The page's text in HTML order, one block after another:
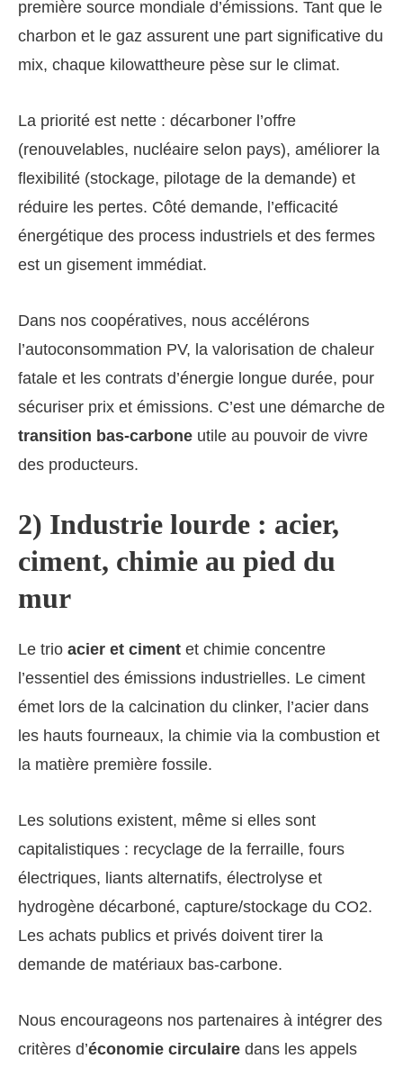
première source mondiale d’émissions. Tant que le
charbon et le gaz assurent une part significative du
mix, chaque kilowattheure pèse sur le climat.
La priorité est nette : décarboner l’offre
(renouvelables, nucléaire selon pays), améliorer la
flexibilité (stockage, pilotage de la demande) et
réduire les pertes. Côté demande, l’efficacité
énergétique des process industriels et des fermes
est un gisement immédiat.
Dans nos coopératives, nous accélérons
l’autoconsommation PV, la valorisation de chaleur
fatale et les contrats d’énergie longue durée, pour
sécuriser prix et émissions. C’est une démarche de
transition bas-carbone utile au pouvoir de vivre
des producteurs.
2) Industrie lourde : acier,
ciment, chimie au pied du
mur
Le trio acier et ciment et chimie concentre
l’essentiel des émissions industrielles. Le ciment
émet lors de la calcination du clinker, l’acier dans
les hauts fourneaux, la chimie via la combustion et
la matière première fossile.
Les solutions existent, même si elles sont
capitalistiques : recyclage de la ferraille, fours
électriques, liants alternatifs, électrolyse et
hydrogène décarboné, capture/stockage du CO2.
Les achats publics et privés doivent tirer la
demande de matériaux bas-carbone.
Nous encourageons nos partenaires à intégrer des
critères d’économie circulaire dans les appels